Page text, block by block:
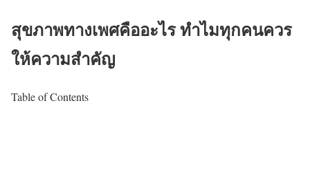
สุขภาพทางเพศคืออะไร ทำไมทุกคนควร
ให้ความสำคัญ
Table of Contents